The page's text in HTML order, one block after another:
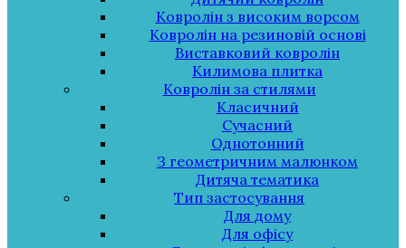
Ковролін з високим ворсом
Ковролін на резиновій основі
Виставковий ковролін
Килимова плитка
Ковролін за стилями
Класичний
Сучасний
Однотонний
З геометричним малюнком
Дитяча тематика
Тип застосування
Для дому
Для офісу